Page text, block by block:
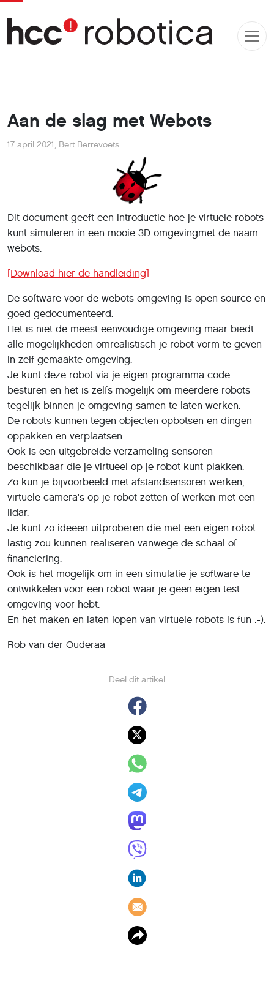
Aan de slag met Webots
Deel dit artikel
17 april 2021, Bert Berrevoets
Dit document geeft een introductie hoe je virtuele robots
kunt simuleren in een mooie 3D omgevingmet de naam
webots.
[Download hier de handleiding]
De software voor de webots omgeving is open source en
goed gedocumenteerd.
Het is niet de meest eenvoudige omgeving maar biedt
alle mogelijkheden omrealistisch je robot vorm te geven
in zelf gemaakte omgeving.
Je kunt deze robot via je eigen programma code
besturen en het is zelfs mogelijk om meerdere robots
tegelijk binnen je omgeving samen te laten werken.
De robots kunnen tegen objecten opbotsen en dingen
oppakken en verplaatsen.
Ook is een uitgebreide verzameling sensoren
beschikbaar die je virtueel op je robot kunt plakken.
Zo kun je bijvoorbeeld met afstandsensoren werken,
virtuele camera's op je robot zetten of werken met een
lidar.
Je kunt zo ideeen uitproberen die met een eigen robot
lastig zou kunnen realiseren vanwege de schaal of
financiering.
Ook is het mogelijk om in een simulatie je software te
ontwikkelen voor een robot waar je geen eigen test
omgeving voor hebt.
En het maken en laten lopen van virtuele robots is fun :-).
Rob van der Ouderaa